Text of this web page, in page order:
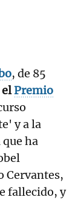
, de 85
elPremio
y a la
ha
Cervantes,
fallecido, y